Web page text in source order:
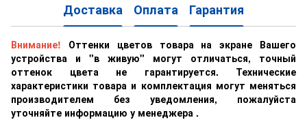
Доставка Оплата Гарантия
Внимание!
Оттенки цветов товара на экране Вашего
устройства и "в живую" могут отличаться, точный
оттенок цвета не гарантируется. Технические
характеристики товара и комплектация могут меняться
производителем без уведомления, пожалуйста
уточняйте информацию у менеджера .